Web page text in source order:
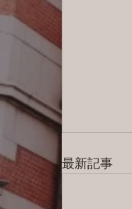
最新記事